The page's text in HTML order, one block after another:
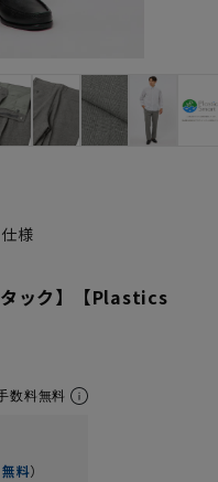
様
ック】【Plastics
数料無料
無料）